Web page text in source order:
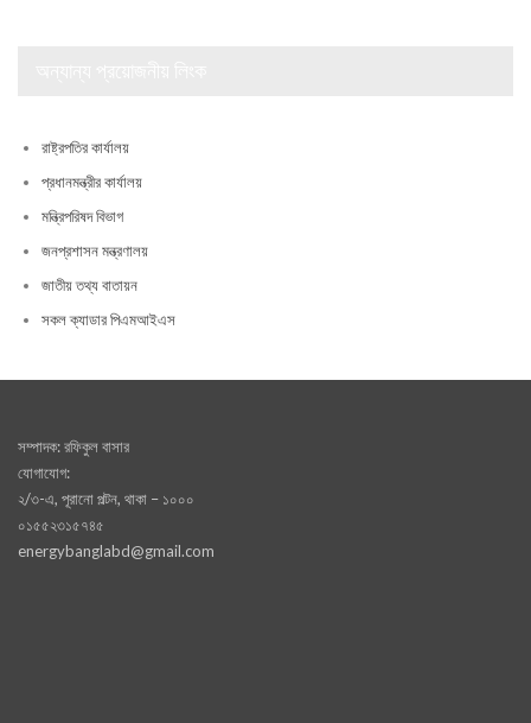
রাষ্ট্রপতির কার্যালয়
প্রধানমন্ত্রীর কার্যালয়
মন্ত্রিপরিষদ বিভাগ
জনপ্রশাসন মন্ত্রণালয়
জাতীয় তথ্য বাতায়ন
সকল ক্যাডার পিএমআইএস
সম্পাদক: রফিকুল বাসার
যোগাযোগ:
২/৩-এ, পূরানো পল্টন, থাকা – ১০০০
০১৫৫২৩১৫৭৪৫
energybanglabd@gmail.com